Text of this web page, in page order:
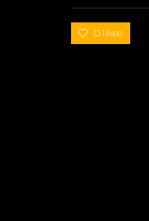
0 likes